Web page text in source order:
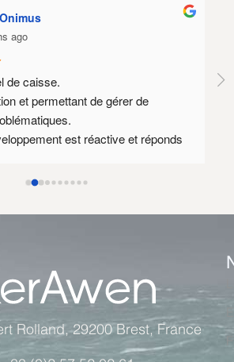
ago
de caisse.
et permettant de gérer de
est réactive et réponds
avec vous dès que mon
quelques axes d'amélioration.
est compétente et disponible ce
Rolland, 29200 Brest, France